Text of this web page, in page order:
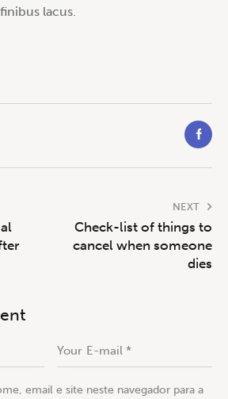
lacus.
NEXT
Check-list of things to
cancel when someone
dies
email e site neste navegador para a